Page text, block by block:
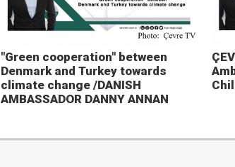
"Green cooperation" between
Denmark and Turkey towards
climate change /DANISH
AMBASSADOR DANNY ANNAN